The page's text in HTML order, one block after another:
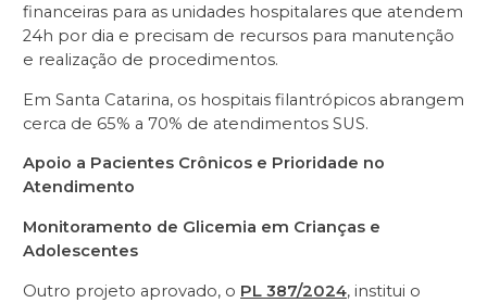
financeiras para as unidades hospitalares que atendem
24h por dia e precisam de recursos para manutenção
e realização de procedimentos.
Em Santa Catarina, os hospitais filantrópicos abrangem
cerca de 65% a 70% de atendimentos SUS.
Apoio a Pacientes Crônicos e Prioridade no
Atendimento
Monitoramento de Glicemia em Crianças e
Adolescentes
Outro projeto aprovado, o PL 387/2024, institui o